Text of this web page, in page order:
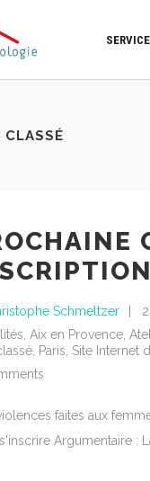
CLASSÉ
Schmeltzer
Aix en Provence
Paris Site Internet
faites aux
Argumentaire :